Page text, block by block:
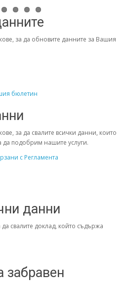
за да обновите данните за Вашия
бюлетин
за да свалите всички данни, които
да подобрим нашите услуги.
с Регламента
данни
свалите доклад, който съдържа
забравен